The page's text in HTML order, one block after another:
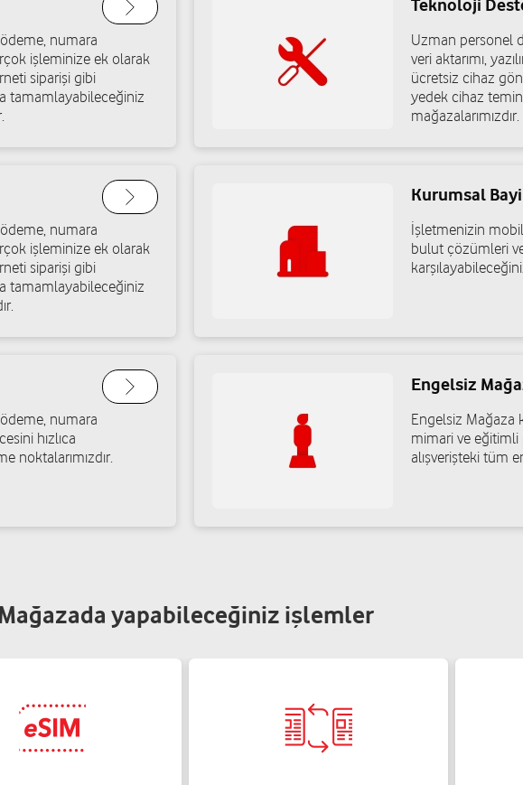
Yol tarifi al
Yol tarifi al
Halim İletişim - Yunus Aydın
Papuççular Mah. Adnan Menderes Cad. No:2/A Adapazarı/
05305515454
Yol tarifi al
Avcı İletişim - Fatih Avcı
Yenice Mah. Ankara Cad. No: 96/A Pamukova/Sakarya
05415515404
Yol tarifi al
Elperek Mah. Tahıl Pazarı Sok. No: 22/A Pamukova/
05541800754
22 Adapazarı/Sakarya
İstiklal Mah. Çark Cad. Altınışık Sitesi A No: 343/B
ödeme, numara
işleminize ek olarak
siparişi gibi
tamamlayabileceğiniz
Teknoloji
Uzman personel
veri aktarımı,
ücretsiz cihaz
yedek cihaz
mağazalarımızdır.
ödeme, numara
işleminize ek olarak
siparişi gibi
tamamlayabileceğiniz
Kurumsal Bayi
İşletmenizin
bulut çözümleri
ödeme, numara
hızlıca
noktalarımızdır.
Engelsiz
Engelsiz Mağaza
mimari ve
alışverişteki tüm
yapabileceğiniz işlemler